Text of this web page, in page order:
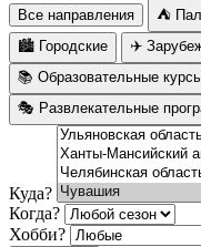
Все направления ⛺
🏙️ Городские
✈️
📚 Образовательные
🎭 Развлекательные
Куда?
Когда?
Хобби?